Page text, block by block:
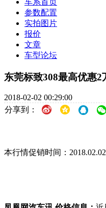
参数配置
实拍图片
报价
文章
车型论坛
东莞标致308最高优惠2
2018-02-02 00:29:00
分享到：
本行情促销时间：